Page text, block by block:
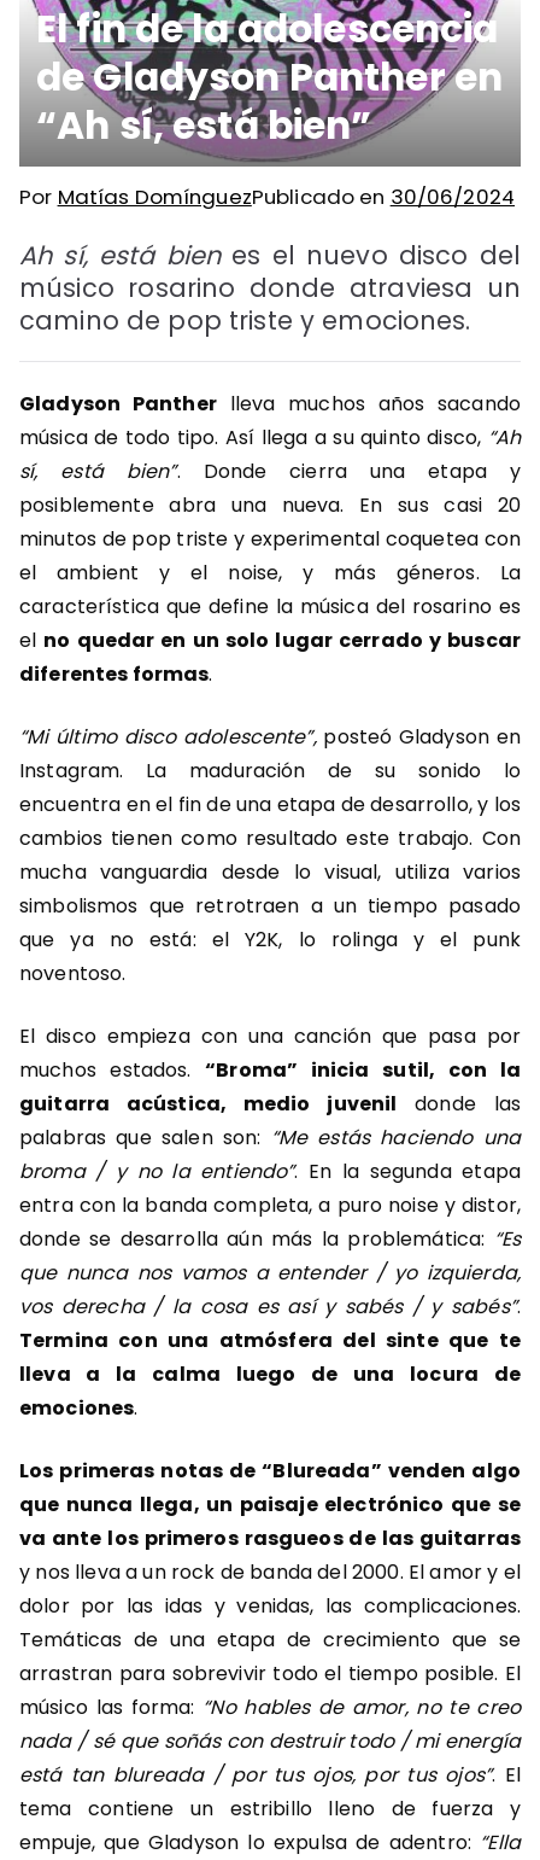
El fin de la adolescencia
de Gladyson Panther en
“Ah sí, está bien”
Por Matías DomínguezPublicado en 30/06/2024
Ah sí, está bienes el nuevo disco del
músico rosarino donde atraviesa un
camino de pop triste y emociones.
Gladyson Pantherlleva muchos años sacando
música de todo tipo. Así llega a su quinto disco, “Ah
sí, está bien”. Donde cierra una etapa y
posiblemente abra una nueva. En sus casi 20
minutos de pop triste y experimental coquetea con
el ambient y el noise, y más géneros. La
característica que define la música del rosarino es
el no quedar en un solo lugar cerrado y buscar
diferentes formas.
“Mi último disco adolescente”, posteó Gladyson en
Instagram. La maduración de su sonido lo
encuentra en el fin de una etapa de desarrollo, y los
cambios tienen como resultado este trabajo. Con
mucha vanguardia desde lo visual, utiliza varios
simbolismos que retrotraen a un tiempo pasado
que ya no está: el Y2K, lo rolinga y el punk
noventoso.
El disco empieza con una canción que pasa por
muchos estados.“Broma” inicia sutil, con la
guitarra acústica, medio juvenil donde las
palabras que salen son: “Me estás haciendo una
broma / y no la entiendo”. En la segunda etapa
entra con la banda completa, a puro noise y distor,
donde se desarrolla aún más la problemática: “Es
que nunca nos vamos a entender / yo izquierda,
vos derecha / la cosa es así y sabés / y sabés”.
Termina con una atmósfera del sinte que te
lleva a la calma luego de una locura de
emociones.
Los primeras notas de “Blureada” venden algo
que nunca llega, un paisaje electrónico que se
va ante los primeros rasgueos de las guitarras
y nos lleva a un rock de banda del 2000. El amor y el
dolor por las idas y venidas, las complicaciones.
Temáticas de una etapa de crecimiento que se
arrastran para sobrevivir todo el tiempo posible. El
músico las forma: “No hables de amor, no te creo
nada / sé que soñás con destruir todo / mi energía
está tan blureada / por tus ojos, por tus ojos”. El
tema contiene un estribillo lleno de fuerza y
empuje, que Gladyson lo expulsa de adentro: “Ella